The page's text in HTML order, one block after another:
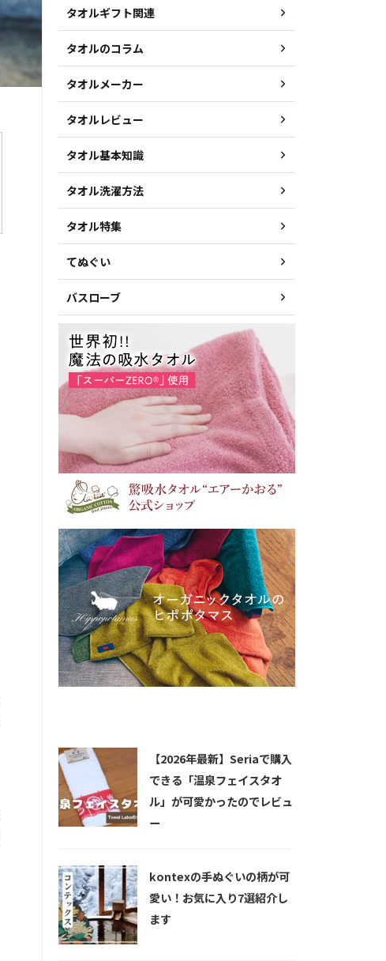
タオルギフト関連
タオルのコラム
タオルメーカー
タオルレビュー
タオル基本知識
タオル洗濯方法
タオル特集
てぬぐい
バスローブ
【2026年最新】Seriaで購入
できる「温泉フェイスタオ
ル」が可愛かったのでレビュ
ー
kontexの手ぬぐいの柄が可
愛い！お気に入り7選紹介し
ます